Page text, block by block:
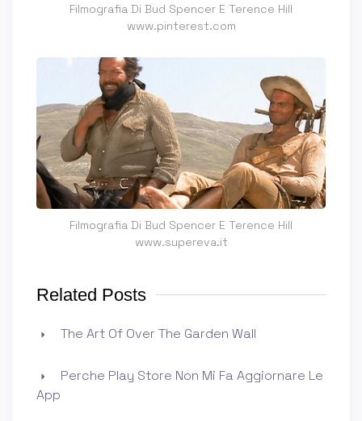
Filmografia Di Bud Spencer E Terence Hill
www.pinterest.com
Filmografia Di Bud Spencer E Terence Hill
www.supereva.it
Related Posts
The Art Of Over The Garden Wall
Perche Play Store Non Mi Fa Aggiornare Le
App